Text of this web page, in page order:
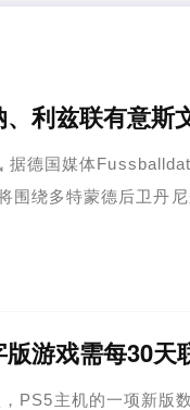
德国媒体
围绕多特蒙德后卫丹
游戏需每30天
PS5主机的一项新版